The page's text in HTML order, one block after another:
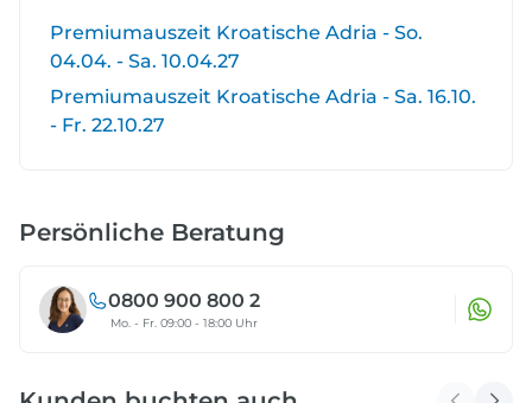
Premiumauszeit Kroatische Adria - So.
04.04. - Sa. 10.04.27
Premiumauszeit Kroatische Adria - Sa. 16.10.
- Fr. 22.10.27
Persönliche Beratung
0800 900 800 2
Mo. - Fr. 09:00 - 18:00 Uhr